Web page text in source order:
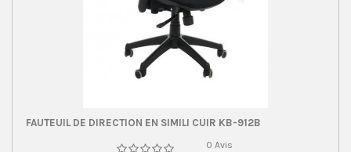
FAUTEUIL DE DIRECTION EN SIMILI CUIR KB-912B
0 Avis